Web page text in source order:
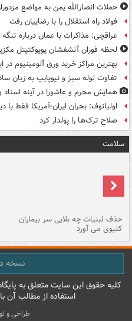
حملات انصارالله یمن به مواضع
فولاد راه استقلال را با رضاییان رفت
عراقچی: مذاکرات با عمان درباره
لحظه فوران آتشفشان پوپوکتپتل
بهترین مراکز خرید ورق آلومینیوم در
تفاوت لوله سبز و نیوپایپ به زبان
همایش محرم و عاشورا در آینه اسناد
اولیانوف: بحران ایران-آمریکا فقط با
صلاح ترک‌ها را پولدار کرد
سلامت
حذف لبنیات چه بلایی سر بیماران
کلیوی می آورد
نسخه
کليه حقوق اين سايت متعلق به
استفاده از مطالب آن
طراحی و